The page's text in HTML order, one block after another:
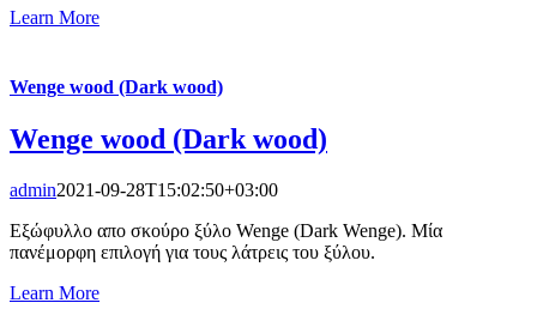
Learn More
Wenge wood (Dark wood)
Wenge wood (Dark wood)
admin2021-09-28T15:02:50+03:00
Εξώφυλλο απο σκούρο ξύλο Wenge (Dark Wenge). Μία
πανέμορφη επιλογή για τους λάτρεις του ξύλου.
Learn More